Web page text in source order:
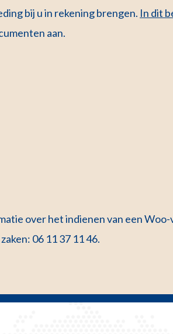
bij u in rekening brengen. In dit
aan.
over het indienen van een Woo-
06 11 37 11 46.